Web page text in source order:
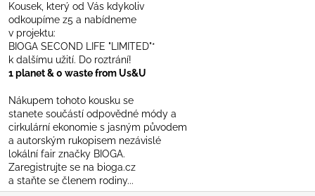
Kousek, který od Vás kdykoliv
odkoupíme z5 a nabídneme
v projektu:
BIOGA SECOND LIFE "LIMITED"*
k dalšímu užití. Do roztrání!
1 planet & 0 waste from Us&U
Nákupem tohoto kousku se
stanete součástí odpovědné módy a
cirkulární ekonomie s jasným původem
a autorským rukopisem nezávislé
lokální fair značky BIOGA.
Zaregistrujte se na bioga.cz
a staňte se členem rodiny...
D
o
p
o
r
u
č
u
j
e
m
e